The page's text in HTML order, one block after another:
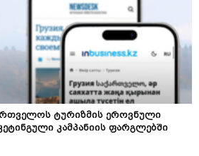
ტურიზმის ეროვნული
კამპანიის ფარგლებში